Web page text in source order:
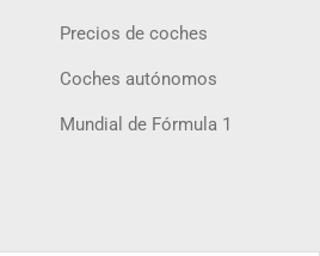
Precios de coches
Coches autónomos
Mundial de Fórmula 1